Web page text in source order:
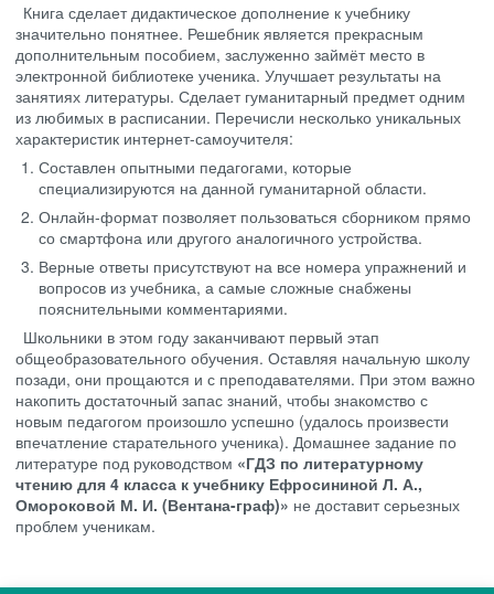
Книга сделает дидактическое дополнение к учебнику
значительно понятнее. Решебник является прекрасным
дополнительным пособием, заслуженно займёт место в
электронной библиотеке ученика. Улучшает результаты на
занятиях литературы. Сделает гуманитарный предмет одним
из любимых в расписании. Перечисли несколько уникальных
характеристик интернет-самоучителя:
Составлен опытными педагогами, которые
специализируются на данной гуманитарной области.
Онлайн-формат позволяет пользоваться сборником прямо
со смартфона или другого аналогичного устройства.
Верные ответы присутствуют на все номера упражнений и
вопросов из учебника, а самые сложные снабжены
пояснительными комментариями.
Школьники в этом году заканчивают первый этап
общеобразовательного обучения. Оставляя начальную школу
позади, они прощаются и с преподавателями. При этом важно
накопить достаточный запас знаний, чтобы знакомство с
новым педагогом произошло успешно (удалось произвести
впечатление старательного ученика). Домашнее задание по
литературе под руководством «ГДЗ по литературному
чтению для 4 класса к учебнику Ефросининой Л. А.,
Омороковой М. И. (Вентана-граф)» не доставит серьезных
проблем ученикам.